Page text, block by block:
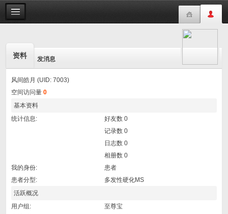
资料 发消息
风间皓月 (UID: 7003)
空间访问量 0
基本资料
统计信息:
好友数 0
记录数 0
日志数 0
相册数 0
我的身份:
患者
患者分型:
多发性硬化MS
活跃概况
用户组:
至尊宝